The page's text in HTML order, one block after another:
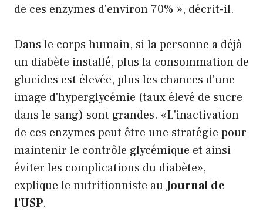
de ces enzymes d'environ 70% », décrit-il.
Dans le corps humain, si la personne a déjà
un diabète installé, plus la consommation de
glucides est élevée, plus les chances d'une
image d'hyperglycémie (taux élevé de sucre
dans le sang) sont grandes. «L'inactivation
de ces enzymes peut être une stratégie pour
maintenir le contrôle glycémique et ainsi
éviter les complications du diabète»,
explique le nutritionniste auJournal de
l'USP.